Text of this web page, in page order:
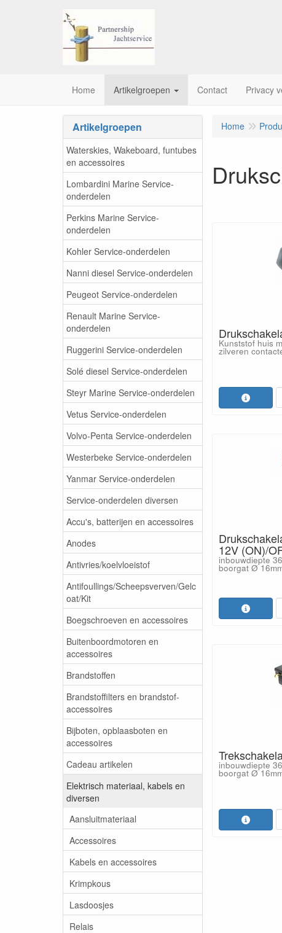
Home Artikelgroepen Contact Privacy
Artikelgroepen
Waterskies, Wakeboard, funtubes
en accessoires
Lombardini Marine Service-
onderdelen
Perkins Marine Service-
onderdelen
Kohler Service-onderdelen
Nanni diesel Service-onderdelen
Peugeot Service-onderdelen
Renault Marine Service-
onderdelen
Ruggerini Service-onderdelen
Solé diesel Service-onderdelen
Steyr Marine Service-onderdelen
Vetus Service-onderdelen
Volvo-Penta Service-onderdelen
Westerbeke Service-onderdelen
Yanmar Service-onderdelen
Service-onderdelen diversen
Accu's, batterijen en accessoires
Anodes
Antivries/koelvloeistof
Antifoullings/Scheepsverven/Gelc
oat/Kit
Boegschroeven en accessoires
Buitenboordmotoren en
accessoires
Brandstoffen
Brandstoffilters en brandstof-
accessoires
Bijboten, opblaasboten en
accessoires
Cadeau artikelen
Elektrisch materiaal, kabels en
diversen
Aansluitmateriaal
Accessoires
Kabels en accessoires
Krimpkous
Lasdoosjes
Relais
Home
Kunststof huis
zilveren
12V (ON)/
inbouwdiepte
boorgat Ø
inbouwdiepte
boorgat Ø